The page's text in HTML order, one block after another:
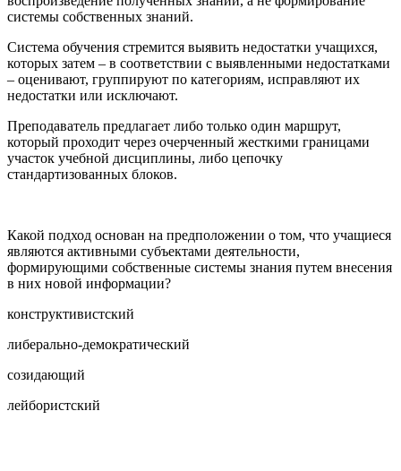
системы собственных знаний.
Система обучения стремится выявить недостатки учащихся,
которых затем – в соответствии с выявленными недостатками
– оценивают, группируют по категориям, исправляют их
недостатки или исключают.
Преподаватель предлагает либо только один маршрут,
который проходит через очерченный жесткими границами
участок учебной дисциплины, либо цепочку
стандартизованных блоков.
Какой подход основан на предположении о том, что учащиеся
являются активными субъектами деятельности,
формирующими собственные системы знания путем внесения
в них новой информации?
конструктивистский
либерально-демократический
созидающий
лейбористский